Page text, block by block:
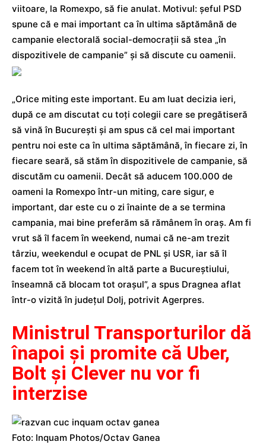
viitoare, la Romexpo, să fie anulat. Motivul: șeful PSD
spune că e mai important ca în ultima săptămână de
campanie electorală social-democraţii să stea „în
dispozitivele de campanie” şi să discute cu oamenii.
„Orice miting este important. Eu am luat decizia ieri,
după ce am discutat cu toţi colegii care se pregătiseră
să vină în Bucureşti şi am spus că cel mai important
pentru noi este ca în ultima săptămână, în fiecare zi, în
fiecare seară, să stăm în dispozitivele de campanie, să
discutăm cu oamenii. Decât să aducem 100.000 de
oameni la Romexpo într-un miting, care sigur, e
important, dar este cu o zi înainte de a se termina
campania, mai bine preferăm să rămânem în oraş. Am fi
vrut să îl facem în weekend, numai că ne-am trezit
târziu, weekendul e ocupat de PNL şi USR, iar să îl
facem tot în weekend în altă parte a Bucureştiului,
înseamnă că blocam tot oraşul”, a spus Dragnea aflat
într-o vizită în judeţul Dolj, potrivit Agerpres.
Ministrul Transporturilor dă
înapoi și promite că Uber,
Bolt și Clever nu vor fi
interzise
Foto: Inquam Photos/Octav Ganea